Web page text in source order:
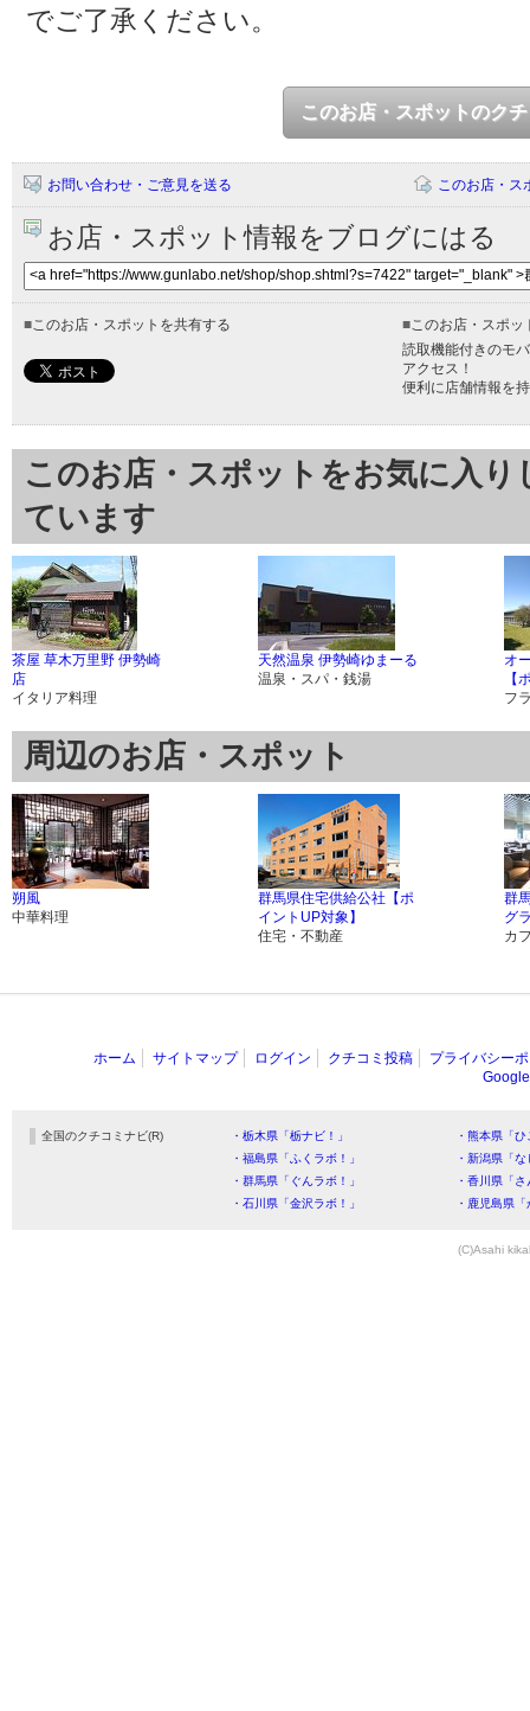
でご了承ください。
このお店・スポットのク
お問い合わせ・ご意見を送る このお店・ス
お店・スポット情報をブログにはる
■このお店・スポットを共有する ■このお店・スポッ
読取機能付きのモ
アクセス！
便利に店舗情報を
このお店・スポットをお気に入
ています
茶屋 草木万里野 伊勢崎
店
イタリア料理
天然温泉 伊勢崎ゆまーる
温泉・スパ・銭湯
オ
【
フ
周辺のお店・スポット
朔風
中華料理
群馬県住宅供給公社【ポ
イントUP対象】
住宅・不動産
群
グ
カ
ホーム サイトマップ ログイン クチコミ投稿
プライバシー
全国のクチコミナビ(R) ・栃木県「栃ナビ！」
・熊本県「
・福島県「ふくラボ！」
・新潟県「
・群馬県「ぐんラボ！」
・香川県「
・石川県「金沢ラボ！」
・鹿児島県
(C)Asahi